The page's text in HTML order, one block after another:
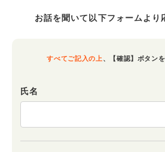
お話を聞いて以下フォームより
すべてご記入の上 、 【確認】ボタン
氏名